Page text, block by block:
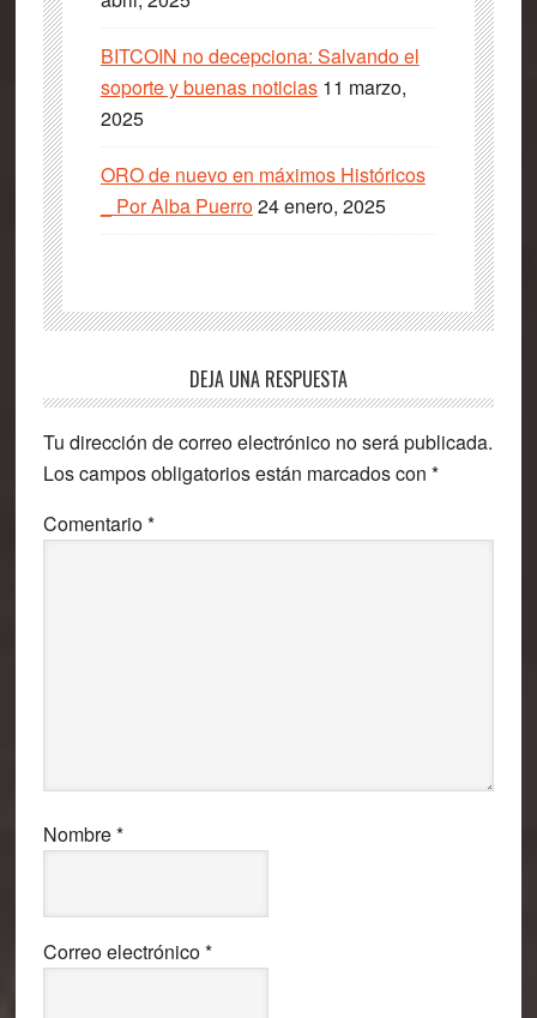
BITCOIN no decepciona: Salvando el
soporte y buenas noticias 11 marzo,
2025
ORO de nuevo en máximos Históricos
_ Por Alba Puerro24 enero, 2025
Interacciones
con
los
lectores
DEJA UNA RESPUESTA
Tu dirección de correo electrónico no será publicada.
Los campos obligatorios están marcados con *
Comentario*
Nombre*
Correo electrónico*